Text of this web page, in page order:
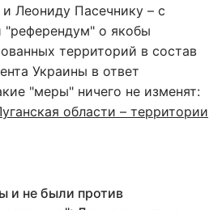
Леониду Пасечнику – с
"референдум" о якобы
территорий в состав
Украины в ответ
"меры" ничего не изменят:
области – территории
и не были против